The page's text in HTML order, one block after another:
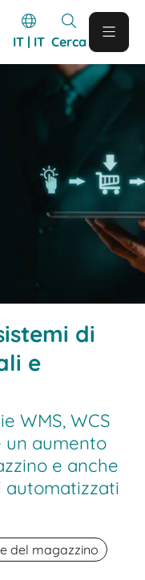
IT | IT Cerca
di
e
WMS, WCS
un aumento
e anche
automatizzati
del magazzino